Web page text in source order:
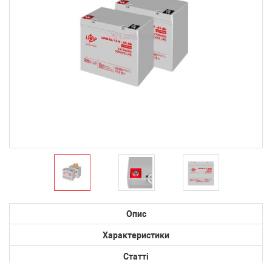
Опис
Характеристики
Статті